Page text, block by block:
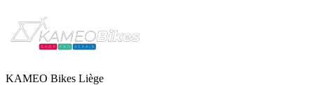
KAMEO Bikes Liège